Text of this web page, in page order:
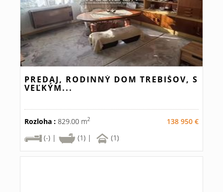
PREDAJ, RODINNÝ DOM TREBIŠOV, S
VEĽKÝM...
Rozloha : 829.00 m2
138 950 €
(-) |
(1) | (1)